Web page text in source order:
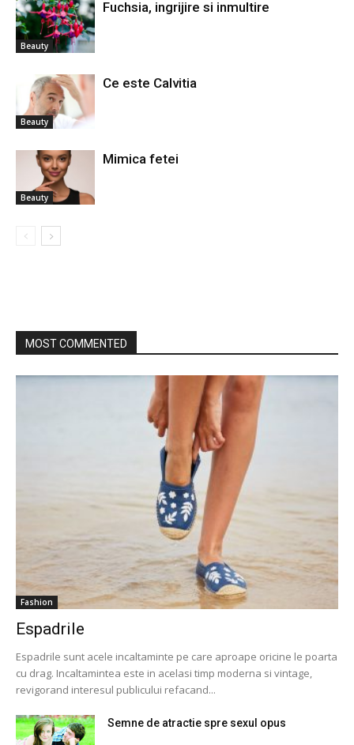
Beauty
Fuchsia, ingrijire si inmultire
Beauty
Ce este Calvitia
Beauty
Mimica fetei
MOST COMMENTED
Fashion
Espadrile
Espadrile sunt acele incaltaminte pe care aproape oricine le poarta
cu drag. Incaltamintea este in acelasi timp moderna si vintage,
revigorand interesul publicului refacand...
Semne de atractie spre sexul opus